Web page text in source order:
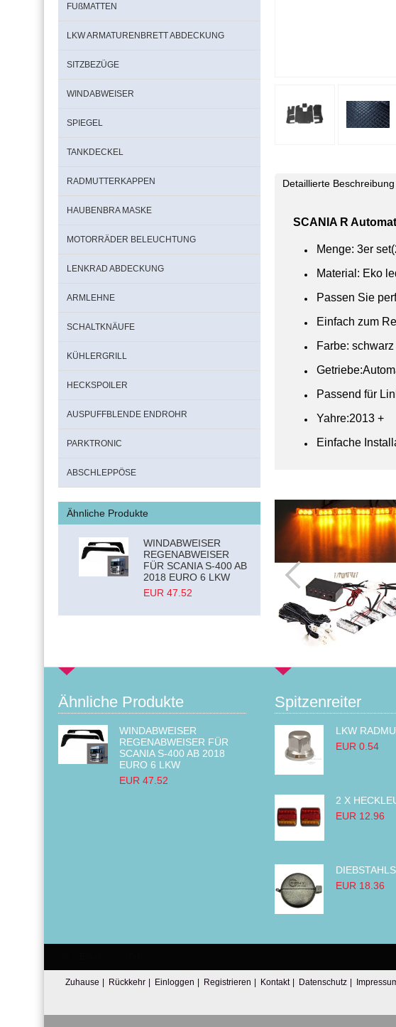
FUßMATTEN
LKW ARMATURENBRETT ABDECKUNG
SITZBEZÜGE
WINDABWEISER
SPIEGEL
TANKDECKEL
RADMUTTERKAPPEN
HAUBENBRA MASKE
MOTORRÄDER BELEUCHTUNG
LENKRAD ABDECKUNG
ARMLEHNE
SCHALTKNÄUFE
KÜHLERGRILL
HECKSPOILER
AUSPUFFBLENDE ENDROHR
PARKTRONIC
ABSCHLEPPÖSE
Ähnliche Produkte
WINDABWEISER
REGENABWEISER
FÜR SCANIA S-400 AB
2018 EURO 6 LKW
EUR 47.52
Detaillierte Beschreibung
SCANIA R
Menge: 3er
Material: Eko
Passen Sie
Einfach zum
Farbe: schwarz
Passend für
Yahre:2013 +
Einfache
Ähnliche Produkte
WINDABWEISER
REGENABWEISER FÜR
SCANIA S-400 AB 2018
EURO 6 LKW
EUR 47.52
Spitzenreiter
EUR 0.54
EUR 12.96
EUR 18.36
Zuhause | Rückkehr | Einloggen | Registrieren | Kontakt | Datenschutz |